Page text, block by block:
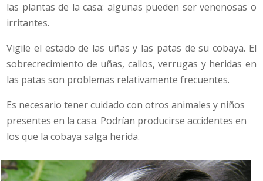
las plantas de la casa: algunas pueden ser venenosas o
irritantes.
Vigile el estado de las uñas y las patas de su cobaya. El
sobrecrecimiento de uñas, callos, verrugas y heridas en
las patas son problemas relativamente frecuentes.
Es necesario tener cuidado con otros animales y niños
presentes en la casa. Podrían producirse accidentes en
los que la cobaya salga herida.